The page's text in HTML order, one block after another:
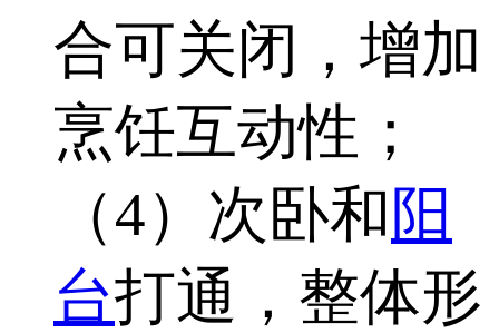
合可关闭，增加
烹饪互动性；
（4）次卧和阳
台打通，整体形